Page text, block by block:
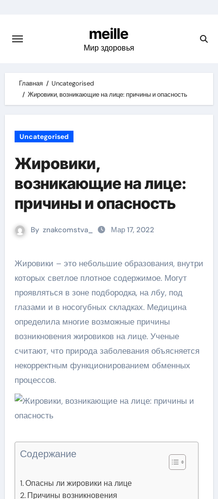
content
meille
Мир здоровья
Главная
Uncategorised
Жировики, возникающие на лице: причины и опасность
Uncategorised
Жировики,
возникающие на лице:
причины и опасность
By znakcomstva_ Мар 17, 2022
Жировики – это небольшие образования, внутри
которых светлое плотное содержимое. Могут
проявляться в зоне подбородка, на лбу, под
глазами и в носогубных складках. Медицина
определила многие возможные причины
возникновения жировиков на лице. Ученые
считают, что природа заболевания объясняется
некорректным функционированием обменных
процессов.
Содержание
Опасны ли жировики на лице
Причины возникновения